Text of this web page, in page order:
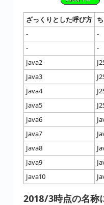
ざっくりとした呼び方
-
-
-
-
Java2
Java3
Java4
Java5
Java6
Java7
Java8
Java9
Java10
2018/3時点の名称